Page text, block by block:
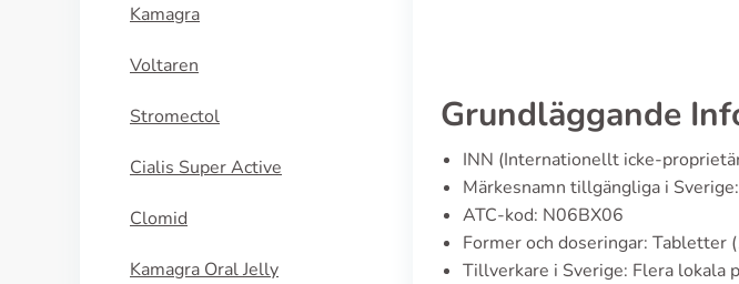
Kamagra
Voltaren
Stromectol
Cialis Super Active
Clomid
Kamagra Oral Jelly
Grundläggande
INN (Internationellt icke-
Märkesnamn tillgängliga i
ATC-kod: N06BX06
Former och doseringar: Tabletter
Tillverkare i Sverige: Flera lokala